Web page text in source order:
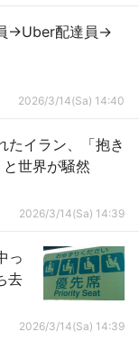
→Uber配達員→
2026/3/14(Sa) 14:40
たイラン、「抱き
世界が騒然
2026/3/14(Sa) 14:39
っ
去
2026/3/14(Sa) 14:39